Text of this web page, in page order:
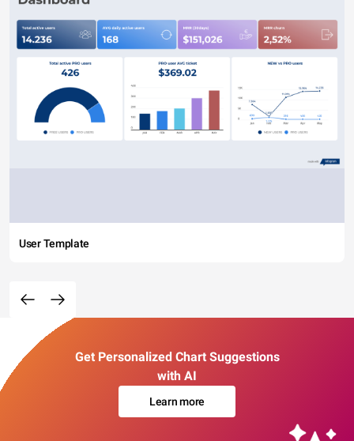
User Template
Get Personalized Chart Suggestions
with AI
Learn more